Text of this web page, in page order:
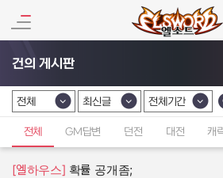
건의 게시판
카테고리 선택
전체
카테고리 선택
최신글
카테고리 선택
전체기간
전체 GM답변 던전 대전 캐
[엘하우스] 확률 공개좀;